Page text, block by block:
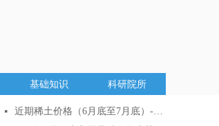
基础知识 科研院所
넷 近期稀土价格（6月底至7月底）-AI分析